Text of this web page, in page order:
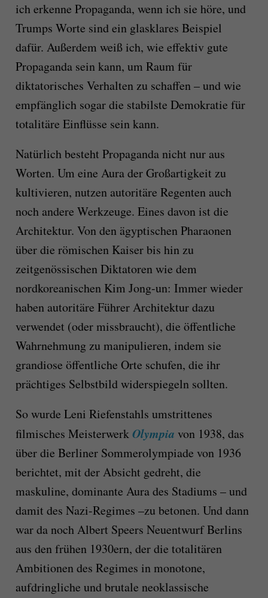
ich erkenne Propaganda, wenn ich sie höre, und
Trumps Worte sind ein glasklares Beispiel
dafür. Außerdem weiß ich, wie effektiv gute
Propaganda sein kann, um Raum für
diktatorisches Verhalten zu schaffen – und wie
empfänglich sogar die stabilste Demokratie für
totalitäre Einflüsse sein kann.
Natürlich besteht Propaganda nicht nur aus
Worten. Um eine Aura der Großartigkeit zu
kultivieren, nutzen autoritäre Regenten auch
noch andere Werkzeuge. Eines davon ist die
Architektur. Von den ägyptischen Pharaonen
über die römischen Kaiser bis hin zu
zeitgenössischen Diktatoren wie dem
nordkoreanischen Kim Jong-un: Immer wieder
haben autoritäre Führer Architektur dazu
verwendet (oder missbraucht), die öffentliche
Wahrnehmung zu manipulieren, indem sie
grandiose öffentliche Orte schufen, die ihr
prächtiges Selbstbild widerspiegeln sollten.
So wurde Leni Riefenstahls umstrittenes
filmisches MeisterwerkOlympia von 1938, das
über die Berliner Sommerolympiade von 1936
berichtet, mit der Absicht gedreht, die
maskuline, dominante Aura des Stadiums – und
damit des Nazi-Regimes –zu betonen. Und dann
war da noch Albert Speers Neuentwurf Berlins
aus den frühen 1930ern, der die totalitären
Ambitionen des Regimes in monotone,
aufdringliche und brutale neoklassische